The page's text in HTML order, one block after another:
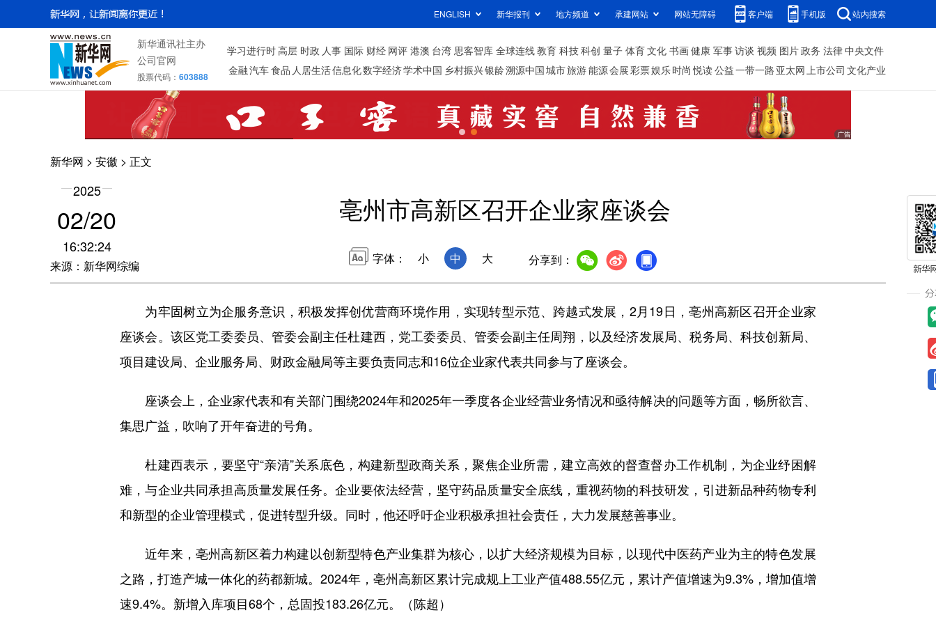
ENGLISH 新华报刊 地方频道 承建网站 网站无障碍 客户端 手机版 站内搜索
新华通讯社主办
公司官网
股票代码： 603888
学习进行时高层 时政 人事 国际 财经 网评 港澳 台湾 思客智库 全球连线教育 科技科创 量子 体育文化 书画健康 军事访谈 视频 图片政务 法律中央文件
金融汽车食品 人居生活信息化数字经济学术中国 乡村振兴银龄溯源中国城市旅游能源会展彩票娱乐时尚 悦读公益一带一路 亚太网上市公司 文化产业
新华网 > 安徽 > 正文
2025
02/20
16:32:24
来源：新华网综编
亳州市高新区召开企业家座谈会
字体： 小 中 大 分享到：
为牢固树立为企服务意识，积极发挥创优营商环境作用，实现转型示范、跨越式发展，2月19日，亳州高新区召开企业家
座谈会。该区党工委委员、管委会副主任杜建西，党工委委员、管委会副主任周翔，以及经济发展局、税务局、科技创新局、
项目建设局、企业服务局、财政金融局等主要负责同志和16位企业家代表共同参与了座谈会。
座谈会上，企业家代表和有关部门围绕2024年和2025年一季度各企业经营业务情况和亟待解决的问题等方面，畅所欲言、
集思广益，吹响了开年奋进的号角。
杜建西表示，要坚守“亲清”关系底色，构建新型政商关系，聚焦企业所需，建立高效的督查督办工作机制，为企业纾困解
难，与企业共同承担高质量发展任务。企业要依法经营，坚守药品质量安全底线，重视药物的科技研发，引进新品种药物专利
和新型的企业管理模式，促进转型升级。同时，他还呼吁企业积极承担社会责任，大力发展慈善事业。
近年来，亳州高新区着力构建以创新型特色产业集群为核心，以扩大经济规模为目标，以现代中医药产业为主的特色发展
之路，打造产城一体化的药都新城。2024年，亳州高新区累计完成规上工业产值488.55亿元，累计产值增速为9.3%，增加值增
速9.4%。新增入库项目68个，总固投183.26亿元。（陈超）